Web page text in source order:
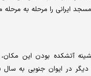
ایرانی را مرحله به
آتشکده بودن این مکان،